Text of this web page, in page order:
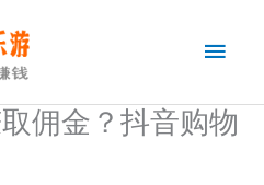
主
菜
佣金？抖音购物